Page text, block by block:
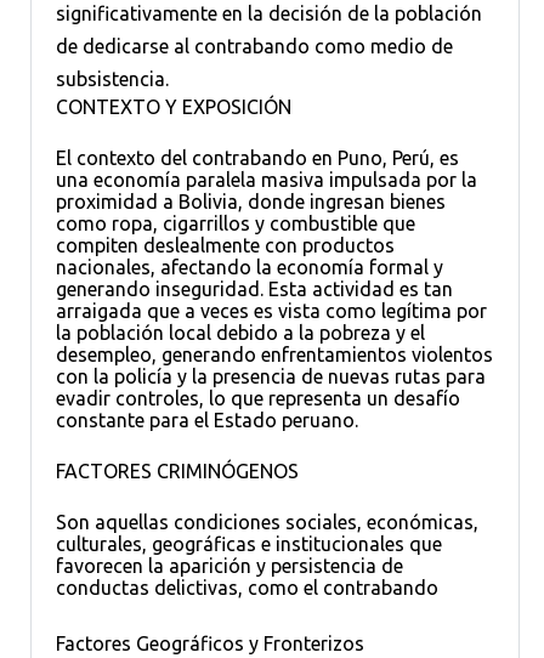
significativamente en la decisión de la población
de dedicarse al contrabando como medio de
subsistencia.
CONTEXTO Y EXPOSICIÓN
El contexto del contrabando en Puno, Perú, es
una economía paralela masiva impulsada por la
proximidad a Bolivia, donde ingresan bienes
como ropa, cigarrillos y combustible que
compiten deslealmente con productos
nacionales, afectando la economía formal y
generando inseguridad. Esta actividad es tan
arraigada que a veces es vista como legítima por
la población local debido a la pobreza y el
desempleo, generando enfrentamientos violentos
con la policía y la presencia de nuevas rutas para
evadir controles, lo que representa un desafío
constante para el Estado peruano.
FACTORES CRIMINÓGENOS
Son aquellas condiciones sociales, económicas,
culturales, geográficas e institucionales que
favorecen la aparición y persistencia de
conductas delictivas, como el contrabando
Factores Geográficos y Fronterizos